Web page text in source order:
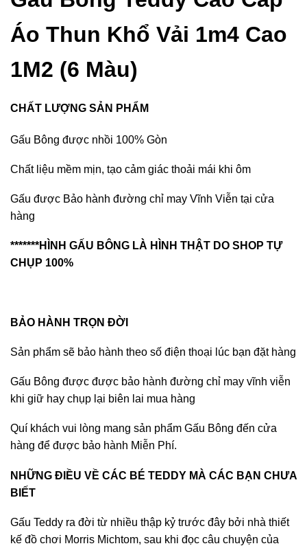
Áo Thun Khổ Vải 1m4 Cao
1M2 (6 Màu)
CHẤT LƯỢNG SẢN PHẨM
Gấu Bông được nhồi 100% Gòn
Chất liệu mềm mịn, tạo cảm giác thoải mái khi ôm
Gấu được Bảo hành đường chỉ may Vĩnh Viễn tại cửa
hàng
*******HÌNH GẤU BÔNG LÀ HÌNH THẬT DO SHOP TỰ
CHỤP 100%
BẢO HÀNH TRỌN ĐỜI
Sản phẩm sẽ bảo hành theo số điện thoại lúc bạn đặt hàng
Gấu Bông được được bảo hành đường chỉ may vĩnh viễn
khi giữ hay chụp lại biên lai mua hàng
Quí khách vui lòng mang sản phẩm Gấu Bông đến cửa
hàng để được bảo hành Miễn Phí.
NHỮNG ĐIỀU VỀ CÁC BÉ TEDDY MÀ CÁC BẠN CHƯA
BIẾT
Gấu Teddy ra đời từ nhiều thập kỷ trước đây bởi nhà thiết
kế đồ chơi Morris Michtom, sau khi đọc câu chuyện của